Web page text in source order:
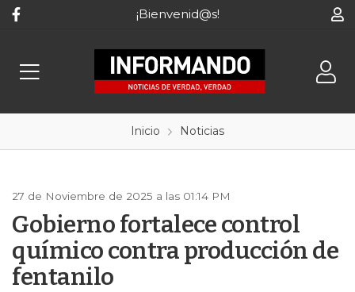
¡Bienvenid@s!
Inicio Noticias
27 de Noviembre de 2025 a las 01:14 PM
Gobierno fortalece control
químico contra producción de
fentanilo